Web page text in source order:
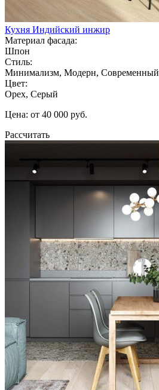
Кухня Индийский инжир
Материал фасада:
Шпон
Стиль:
Минимализм, Модерн, Современный
Цвет:
Орех, Серый
Цена: от 40 000 руб.
Рассчитать